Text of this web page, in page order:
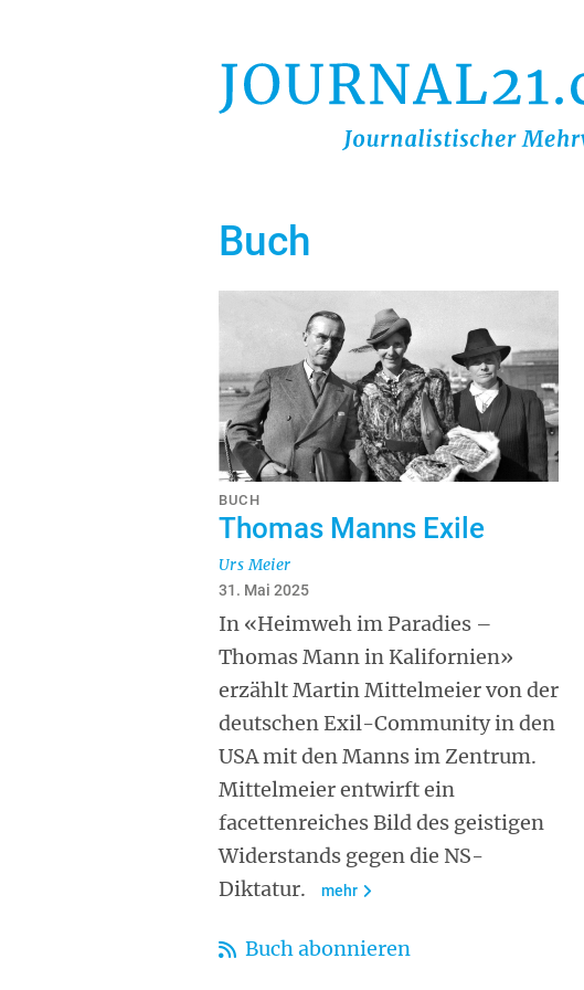
Buch
BUCH
Thomas Manns Exile
Urs Meier
31. Mai 2025
In «Heimweh im Paradies –
Thomas Mann in Kalifornien»
erzählt Martin Mittelmeier von der
deutschen Exil-Community in den
USA mit den Manns im Zentrum.
Mittelmeier entwirft ein
facettenreiches Bild des geistigen
Widerstands gegen die NS-
Diktatur.
mehr
Buch abonnieren